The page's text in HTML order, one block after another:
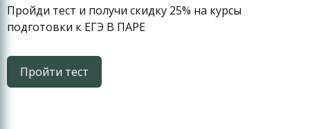
Пройди тест и получи скидку 25% на курсы
подготовки к ЕГЭ В ПАРЕ
Пройти тест